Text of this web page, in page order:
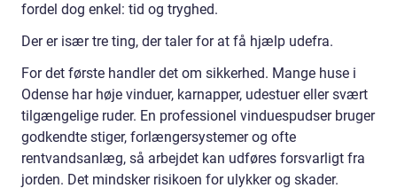
fordel dog enkel: tid og tryghed.
Der er især tre ting, der taler for at få hjælp udefra.
For det første handler det om sikkerhed. Mange huse i
Odense har høje vinduer, karnapper, udestuer eller svært
tilgængelige ruder. En professionel vinduespudser bruger
godkendte stiger, forlængersystemer og ofte
rentvandsanlæg, så arbejdet kan udføres forsvarligt fra
jorden. Det mindsker risikoen for ulykker og skader.